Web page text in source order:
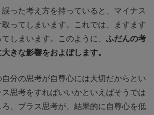
った考え方を持っていると、マイナス
ってしまいます。これでは、ますます
しまいます。このように、 ふだんの考
きな影響をおよぼします。
分の思考が自尊心には大切だからとい
思考をすればいいかといえばそうでは
、プラス思考が、結果的に自尊心を低